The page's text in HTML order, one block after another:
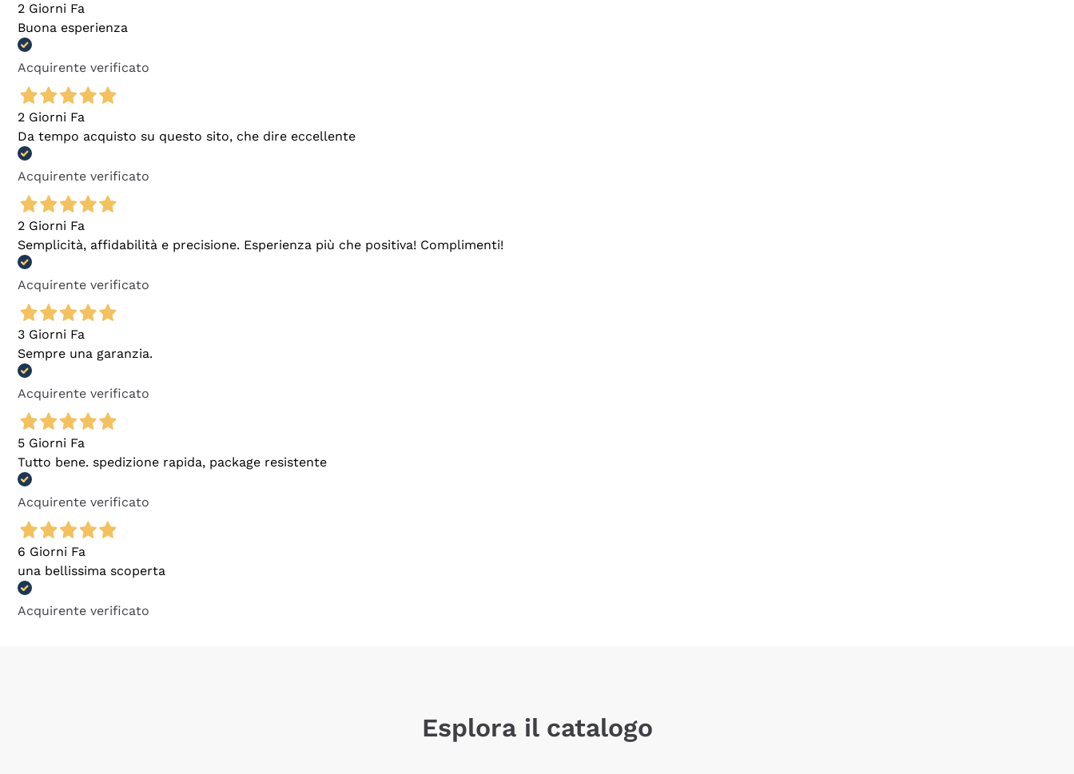
2 Giorni Fa
Buona esperienza
Acquirente verificato
2 Giorni Fa
Da tempo acquisto su questo sito, che dire eccellente
Acquirente verificato
2 Giorni Fa
Semplicità, affidabilità e precisione. Esperienza più che positiva! Complimenti!
Acquirente verificato
3 Giorni Fa
Sempre una garanzia.
Acquirente verificato
5 Giorni Fa
Tutto bene. spedizione rapida, package resistente
Acquirente verificato
6 Giorni Fa
una bellissima scoperta
Acquirente verificato
Esplora il catalogo